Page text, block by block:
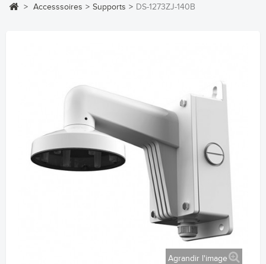
> Accesssoires > Supports > DS-1273ZJ-140B
Agrandir l'image